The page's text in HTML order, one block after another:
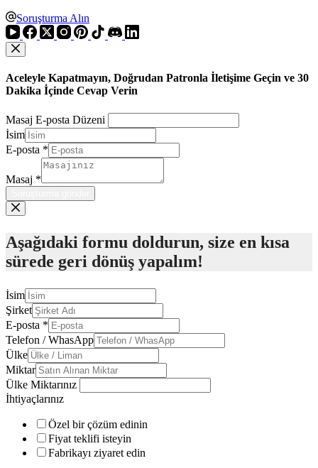
Soruşturma Alın
Aceleyle Kapatmayın, Doğrudan Patronla İletişime Geçin ve 30
Dakika İçinde Cevap Verin
Masaj E-posta Düzeni
İsim
E-posta *
Masaj *
Aşağıdaki formu doldurun, size en kısa
sürede geri dönüş yapalım!
İsim
Şirket
E-posta *
Telefon / WhasApp
Ülke
Miktar
Ülke Miktarınız
İhtiyaçlarınız
Özel bir çözüm edinin
Fiyat teklifi isteyin
Fabrikayı ziyaret edin